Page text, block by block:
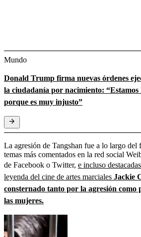
Mundo
Donald Trump firma nuevas órdenes
la ciudadanía por nacimiento: “Estamos
porque es muy injusto”
La agresión de Tangshan fue a lo largo del
temas más comentados en la red social
de Facebook o Twitter, e incluso
leyenda del cine de artes marciales Jackie
consternado tanto por la agresión como
las mujeres.